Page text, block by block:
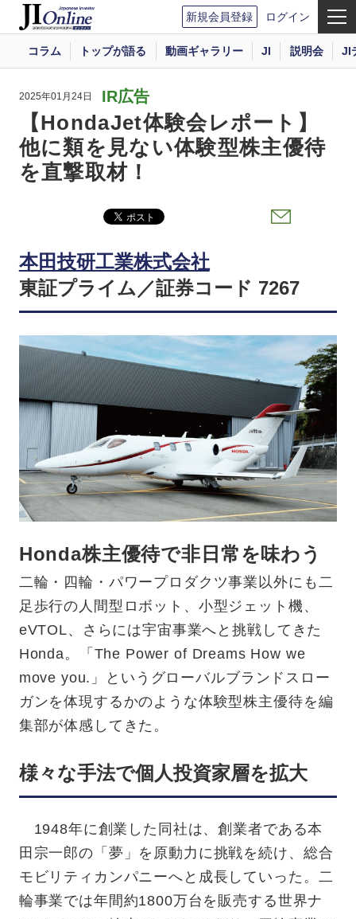
新規会員登録 ログイン
コラム トップが語る 動画ギャラリー JI 説明会 JI
2025年01月24日 IR広告
【HondaJet体験会レポート】
他に類を見ない体験型株主優待
を直撃取材！
本田技研工業株式会社
東証プライム／証券コード 7267
Honda株主優待で非日常を味わう
二輪・四輪・パワープロダクツ事業以外にも二
足歩行の人間型ロボット、小型ジェット機、
eVTOL、さらには宇宙事業へと挑戦してきた
Honda。「The Power of Dreams How we
move you.」というグローバルブランドスロー
ガンを体現するかのような体験型株主優待を編
集部が体感してきた。
様々な手法で個人投資家層を拡大
1948年に創業した同社は、創業者である本
田宗一郎の「夢」を原動力に挑戦を続け、総合
モビリティカンパニーへと成長していった。二
輪事業では年間約1800万台を販売する世界ナ